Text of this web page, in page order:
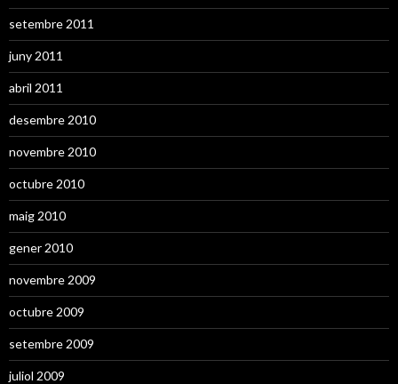
setembre 2011
juny 2011
abril 2011
desembre 2010
novembre 2010
octubre 2010
maig 2010
gener 2010
novembre 2009
octubre 2009
setembre 2009
juliol 2009